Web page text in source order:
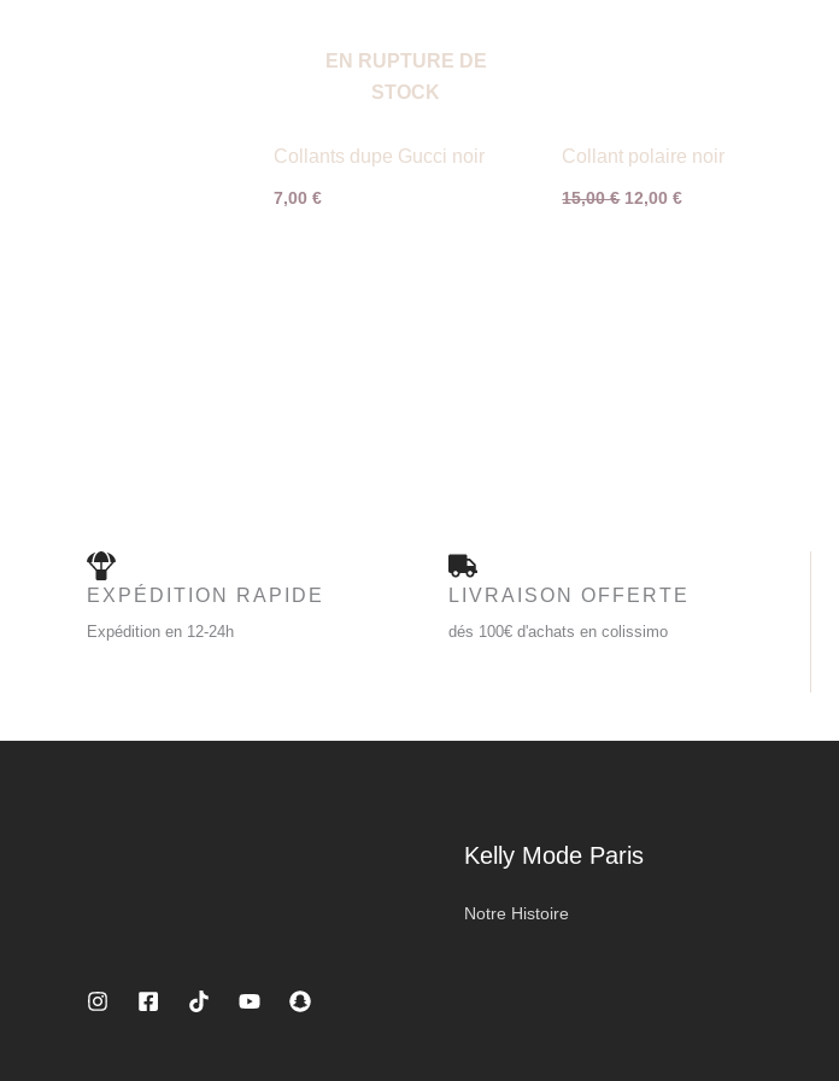
EN RUPTURE DE
STOCK
Collants dupe Gucci noir
7,00 €
Collant polaire noir
15,00€ 12,00€
EXPÉDITION RAPIDE
Expédition en 12-24h
LIVRAISON OFFERTE
dés 100€ d'achats en colissimo
Kelly Mode Paris
Notre Histoire